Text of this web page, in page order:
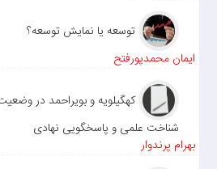
توسعه یا نمایش توسعه؟
ایمان محمدپورفتح
کهگیلویه و بویراحمد در
شناخت علمی و پاسخگویی نهادی
بهرام پرندوار